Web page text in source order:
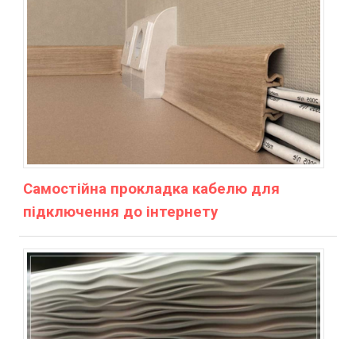
Самостійна прокладка кабелю для
підключення до інтернету